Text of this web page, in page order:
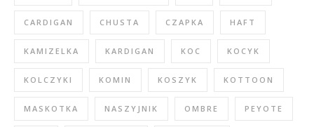
CARDIGAN CHUSTA CZAPKA HAFT
KAMIZELKA KARDIGAN KOC KOCYK
KOLCZYKI KOMIN KOSZYK KOTTOON
MASKOTKA NASZYJNIK OMBRE PEYOTE